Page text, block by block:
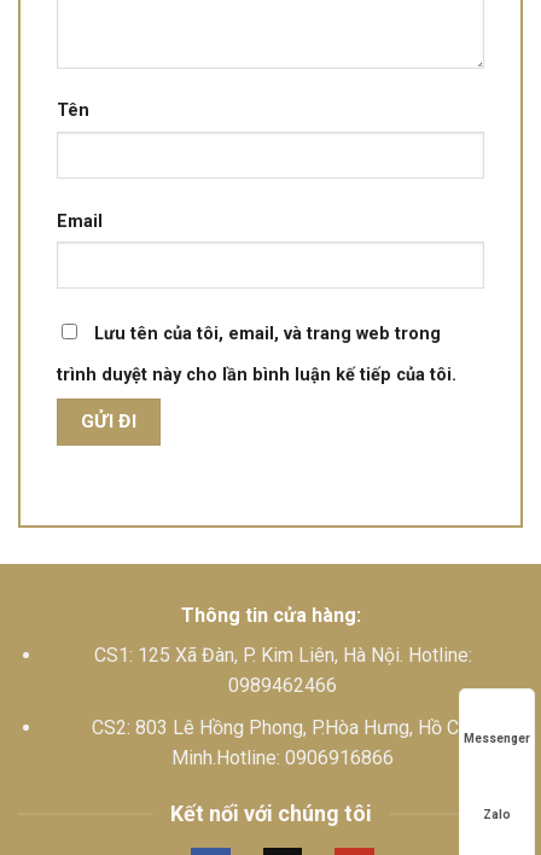
Tên
Email
Lưu tên của tôi, email, và trang web trong
trình duyệt này cho lần bình luận kế tiếp của tôi.
Thông tin cửa hàng:
CS1: 125 Xã Đàn, P. Kim Liên, Hà Nội. Hotline:
0989462466
CS2: 803 Lê Hồng Phong, P.Hòa Hưng, Hồ Chí
Minh.Hotline: 0906916866
Kết nối với chúng tôi
Messenger
Zalo